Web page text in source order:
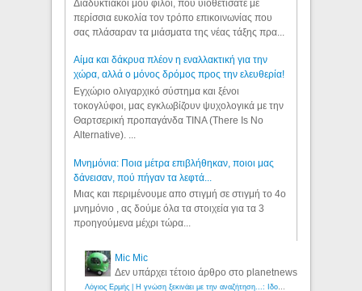
Διαδυκτιακοί μου φίλοι, που υιοθετίσατε με
περίσσια ευκολία τον τρόπο επικοινωνίας που
σας πλάσαραν τα μιάσματα της νέας τάξης πρα...
Αίμα και δάκρυα πλέον η εναλλακτική για την
χώρα, αλλά ο μόνος δρόμος προς την ελευθερία!
Εγχώριο ολιγαρχικό σύστημα και ξένοι
τοκογλύφοι, μας εγκλωβίζουν ψυχολογικά με την
Θαρτσερική προπαγάνδα TINA (There Is No
Alternative). ...
Μνημόνια: Ποια μέτρα επιβλήθηκαν, ποιοι μας
δάνεισαν, πού πήγαν τα λεφτά...
Μιας και περιμένουμε απο στιγμή σε στιγμή το 4ο
μνημόνιο , ας δούμε όλα τα στοιχεία για τα 3
προηγούμενα μέχρι τώρα...
Mic Mic
Δεν υπάρχει τέτοιο άρθρο στο planetnews
Λόγιος Ερμής | Η γνώση ξεκινάει με την αναζήτηση...: Ιδού οι 18 που χρωστούν 11 δις ευρώ!